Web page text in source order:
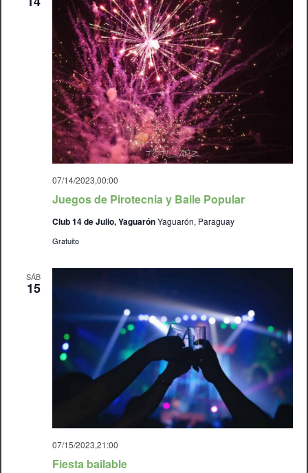
Juegos de Pirotecnia y Baile Popular
07/14/2023,00:00
Club 14 de Julio, YaguarónYaguarón, Paraguay
Gratuito
SÁB
15
Fiesta bailable
07/15/2023,21:00